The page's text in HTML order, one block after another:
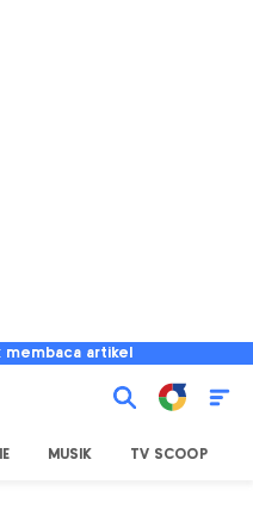
artikel
MUSIK TV SCOOP